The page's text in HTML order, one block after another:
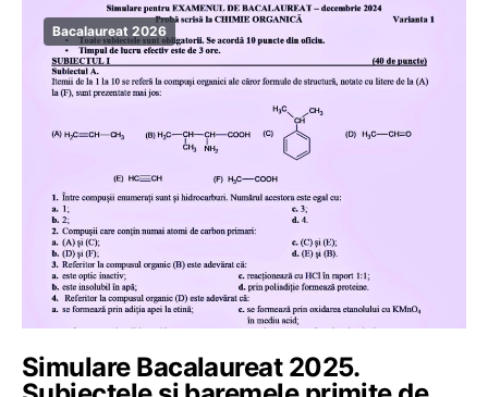
Bacalaureat 2026
Simulare Bacalaureat 2025.